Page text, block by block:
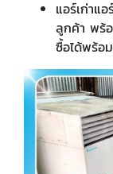
แอร์เก่าแ
ลูกค้า พร้อ
ซื้อได้พร้อ